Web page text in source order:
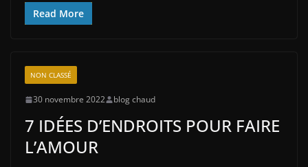
Read More
NON CLASSÉ
30 novembre 2022 blog chaud
7 IDÉES D’ENDROITS POUR FAIRE
L’AMOUR